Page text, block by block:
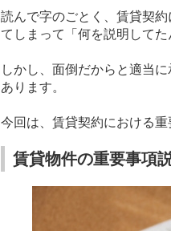
読んで字のごとく、賃貸契
てしまって「何を説明して
しかし、面倒だからと適当
あります。
今回は、賃貸契約における
賃貸物件の重要事項